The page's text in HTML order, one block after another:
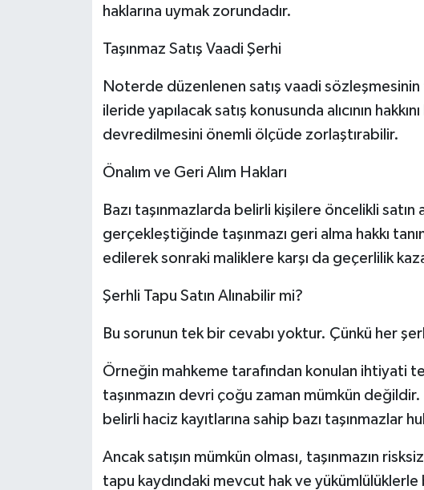
haklarına uymak zorundadır.
Taşınmaz Satış Vaadi Şerhi
Noterde düzenlenen satış vaadi
ileride yapılacak satış konusunda alıcının
devredilmesini önemli ölçüde zorlaştırabilir.
Önalım ve Geri Alım Hakları
Bazı taşınmazlarda belirli kişilere öncelikli
gerçekleştiğinde taşınmazı geri alma hakkı
edilerek sonraki maliklere karşı da geçerlilik
Şerhli Tapu Satın Alınabilir mi?
Bu sorunun tek bir cevabı yoktur. Çünkü her
Örneğin mahkeme tarafından konulan ihtiyati
taşınmazın devri çoğu zaman mümkün değildir.
belirli haciz kayıtlarına sahip bazı taşınmazlar
Ancak satışın mümkün olması, taşınmazın
tapu kaydındaki mevcut hak ve yükümlülüklerle